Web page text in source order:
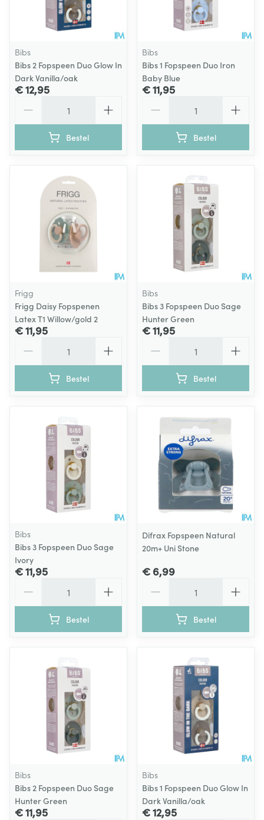
Bibs
Bibs 2 Fopspeen Duo Glow In
Dark Vanilla/oak
€ 12,95
Bestel
Bibs
Bibs 1 Fopspeen Duo Iron
Baby Blue
€ 11,95
Bestel
Frigg
Frigg Daisy Fopspenen
Latex T1 Willow/gold 2
€ 11,95
Bestel
Bibs
Bibs 3 Fopspeen Duo Sage
Hunter Green
€ 11,95
Bestel
Bibs
Bibs 3 Fopspeen Duo Sage
Ivory
€ 11,95
Bestel
Difrax Fopspeen Natural
20m+ Uni Stone
€ 6,99
Bestel
Bibs
Bibs 2 Fopspeen Duo Sage
Hunter Green
€ 11,95
Bibs
Bibs 1 Fopspeen Duo Glow In
Dark Vanilla/oak
€ 12,95